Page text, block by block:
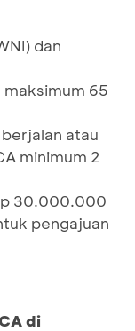
dan
maksimum 65
atau
minimum 2
30.000.000
pengajuan
di